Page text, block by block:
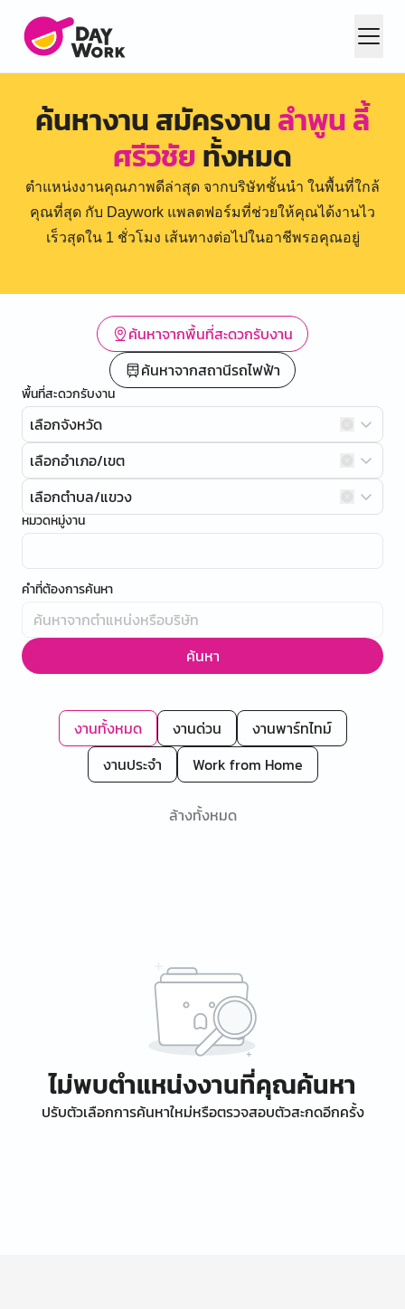
ค้นหางาน สมัครงานลำพูน ลี้
ศรีวิชัยทั้งหมด
ตำแหน่งงานคุณภาพดีล่าสุด จากบริษัทชั้นนำ ในพื้นที่ใกล้
คุณที่สุด กับ Daywork แพลตฟอร์มที่ช่วยให้คุณได้งานไว
เร็วสุดใน 1 ชั่วโมง เส้นทางต่อไปในอาชีพรอคุณอยู่
ค้นหาจากพื้นที่สะดวกรับงาน
ค้นหาจากสถานีรถไฟฟ้า
พื้นที่สะดวกรับงาน
เลือกจังหวัด
เลือกอำเภอ/เขต
เลือกตำบล/แขวง
หมวดหมู่งาน
คำที่ต้องการค้นหา
ค้นหา
งานทั้งหมด งานด่วน
งานพาร์ทไทม์
งานประจำ
Work from Home
ล้างทั้งหมด
ไม่พบตำแหน่งงานที่คุณค้นหา
ปรับตัวเลือกการค้นหาใหม่หรือตรวจสอบตัวสะกดอีกครั้ง